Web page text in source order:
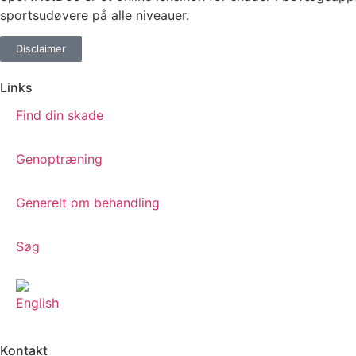
sportsudøvere på alle niveauer.
Disclaimer
Links
Find din skade
Genoptræning
Generelt om behandling
Søg
Kontakt